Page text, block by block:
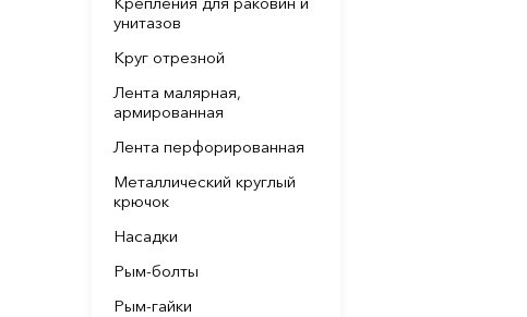
унитазов
Круг отрезной
Лента малярная,
армированная
Лента перфорированная
Металлический круглый
крючок
Насадки
Рым-болты
Рым-гайки